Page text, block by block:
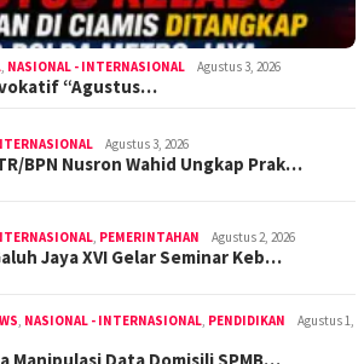
, NASIONAL - INTERNASIONAL Agustus 3, 2026
“Agustus…
Agustus 3, 2026
BPN Nusron Wahid Ungkap Prak…
, PEMERINTAHAN Agustus 2, 2026
Jaya XVI Gelar Seminar Keb…
, NASIONAL - INTERNASIONAL, PENDIDIKAN
Agustus 1,